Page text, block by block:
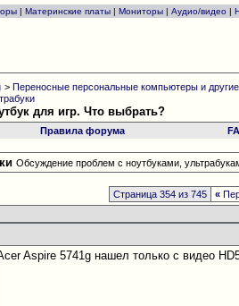
| Материнские платы | Мониторы | Аудио/видео |
>Переносные персональные компьютеры и
для игр. Что выбрать?
Правила форума
Обсуждение проблем с ноутбуками,
Страница 354 из 745 «
Aspire 5741g нашел только с видео